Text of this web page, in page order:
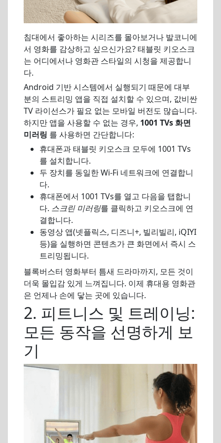
침대에서 좋아하는 시리즈를 몰아보거나 발코니에
서 영화를 감상하고 싶으신가요? 태블릿 키오스크
는 어디에서나 영화관 스타일의 시청을 제공합니
다.
Android 기반 시스템에서 실행되기 때문에 대부
분의 스트리밍 앱을 직접 설치할 수 있으며, 값비싼
TV 라이선스가 필요 없는 모바일 버전도 많습니다.
하지만 앱을 사용할 수 없는 경우, 1001 TVs 화면
미러링 를 사용하면 간단합니다:
휴대폰과 태블릿 키오스크 모두에 1001 TVs
를 설치합니다.
두 장치를 동일한 Wi-Fi 네트워크에 연결합니
다.
휴대폰에서 1001 TVs를 열고 다음을 탭합니
다. 스크린 미러링를 클릭하고 키오스크에 연
결합니다.
동영상 앱(넷플릭스, 디즈니+, 빌리빌리, iQIYI
등)을 실행하면 콘텐츠가 큰 화면에서 즉시 스
트리밍됩니다.
블록버스터 영화부터 틈새 드라마까지, 모든 것이
더욱 몰입감 있게 느껴집니다. 이제 휴대용 영화관
은 언제나 손에 닿는 곳에 있습니다.
2. 피트니스 및 트레이닝:
모든 동작을 선명하게 보
기